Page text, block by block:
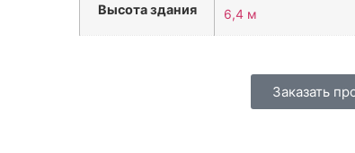
Высота здания 6,4 м
Заказать